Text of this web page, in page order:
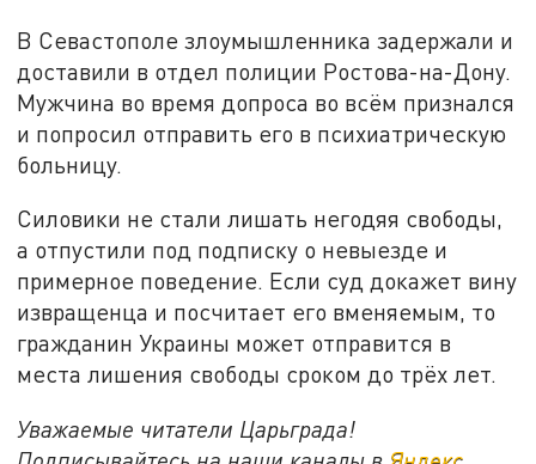
В Севастополе злоумышленника задержали и
доставили в отдел полиции Ростова-на-Дону.
Мужчина во время допроса во всём признался
и попросил отправить его в психиатрическую
больницу.
Силовики не стали лишать негодяя свободы,
а отпустили под подписку о невыезде и
примерное поведение. Если суд докажет вину
извращенца и посчитает его вменяемым, то
гражданин Украины может отправится в
места лишения свободы сроком до трёх лет.
Уважаемые читатели Царьграда!